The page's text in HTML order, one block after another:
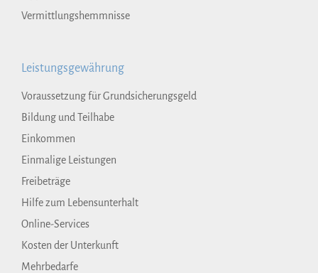
Vermittlungshemmnisse
Leistungsgewährung
Voraussetzung für Grundsicherungsgeld
Bildung und Teilhabe
Einkommen
Einmalige Leistungen
Freibeträge
Hilfe zum Lebensunterhalt
Online-Services
Kosten der Unterkunft
Mehrbedarfe